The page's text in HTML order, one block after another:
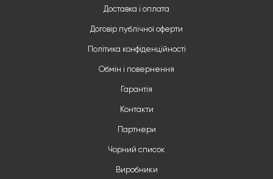
Доставка і оплата
Договір публічної оферти
Політика конфіденційності
Обмін і повернення
Гарантія
Контакти
Партнери
Чорний список
Виробники